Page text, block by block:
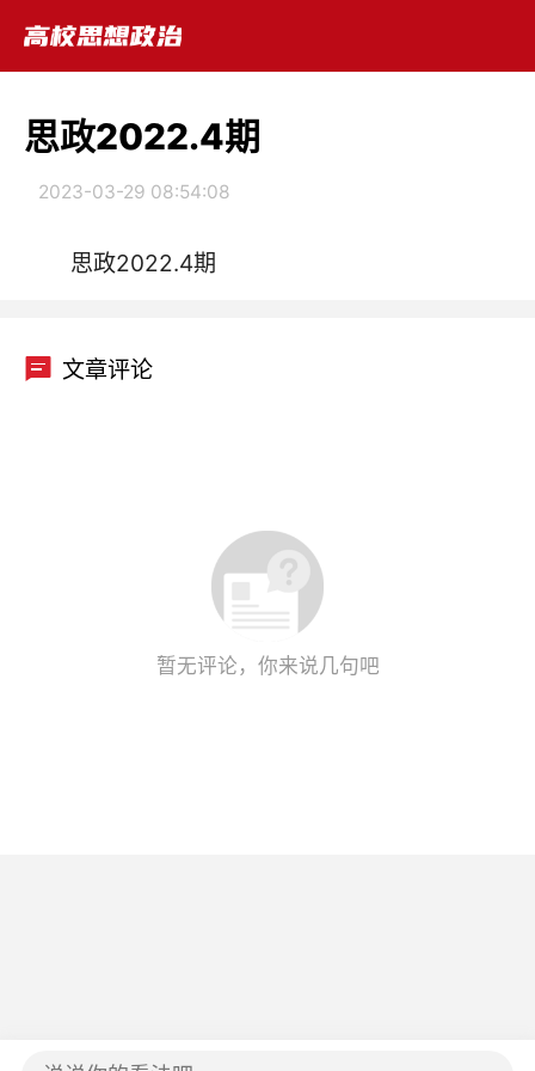
思政2022.4期
2023-03-29 08:54:08
思政2022.4期
文章评论
暂无评论，你来说几句吧